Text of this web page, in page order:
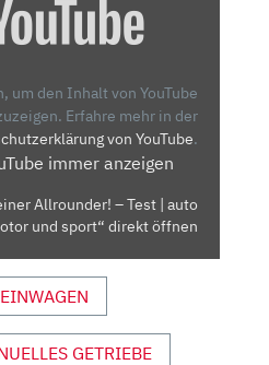
um den Inhalt von YouTube
Erfahre mehr in der
von YouTube.
immer anzeigen
Allrounder! – Test | auto
und sport“ direkt öffnen
GETRIEBE